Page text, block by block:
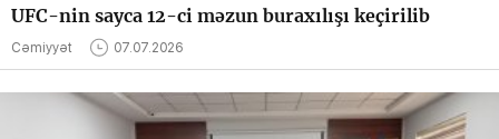
UFC-nin sayca 12-ci məzun buraxılışı keçirilib
Cəmiyyət 07.07.2026